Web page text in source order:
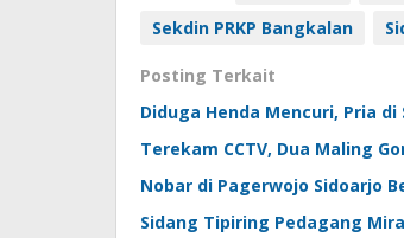
Sekdin PRKP Bangkalan
Posting Terkait
Diduga Henda Mencuri, Pria
Terekam CCTV, Dua Maling
Nobar di Pagerwojo Sidoarjo
Sidang Tipiring Pedagang